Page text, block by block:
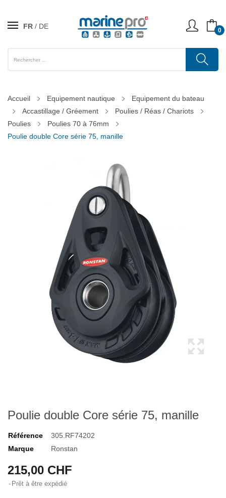
FR DE 0
Accueil Equipement nautique
Equipement du bateau
Accastillage / Gréement
Poulies / Réas / Chariots
Poulies
Poulies 70 à 76mm
Poulie double Core série 75, manille
Poulie double Core série 75, manille
Référence
305.RF74202
Marque
Ronstan
215,00 CHF
Prêt à être expédié